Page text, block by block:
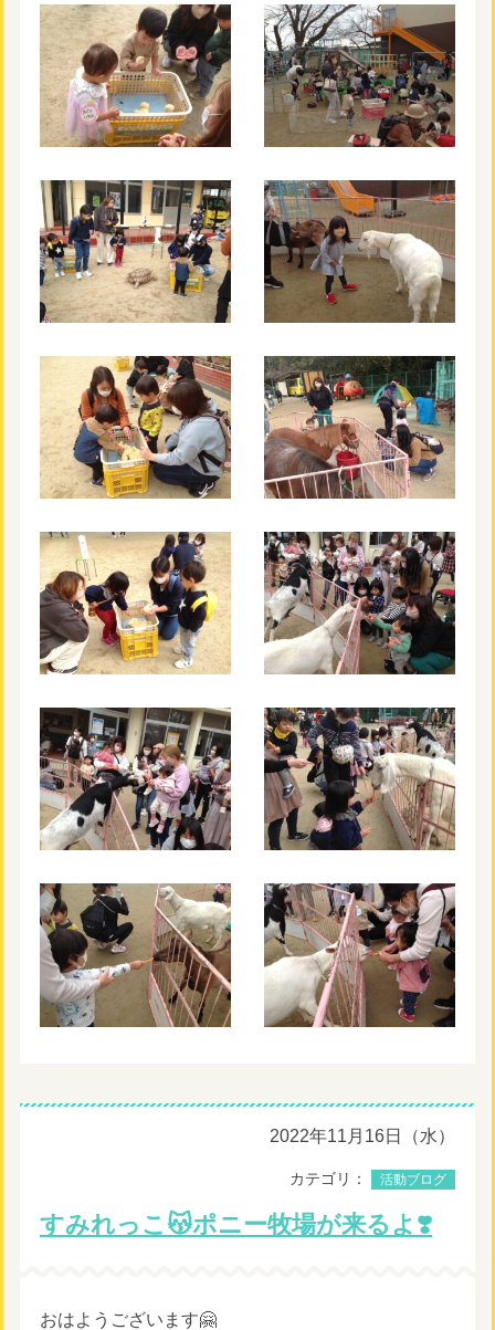
2022年11月16日（水）
カテゴリ： 活動ブログ
すみれっこ😽ポニー牧場が来るよ❣️
おはようございます🤗